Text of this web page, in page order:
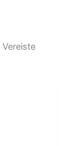
Vereiste